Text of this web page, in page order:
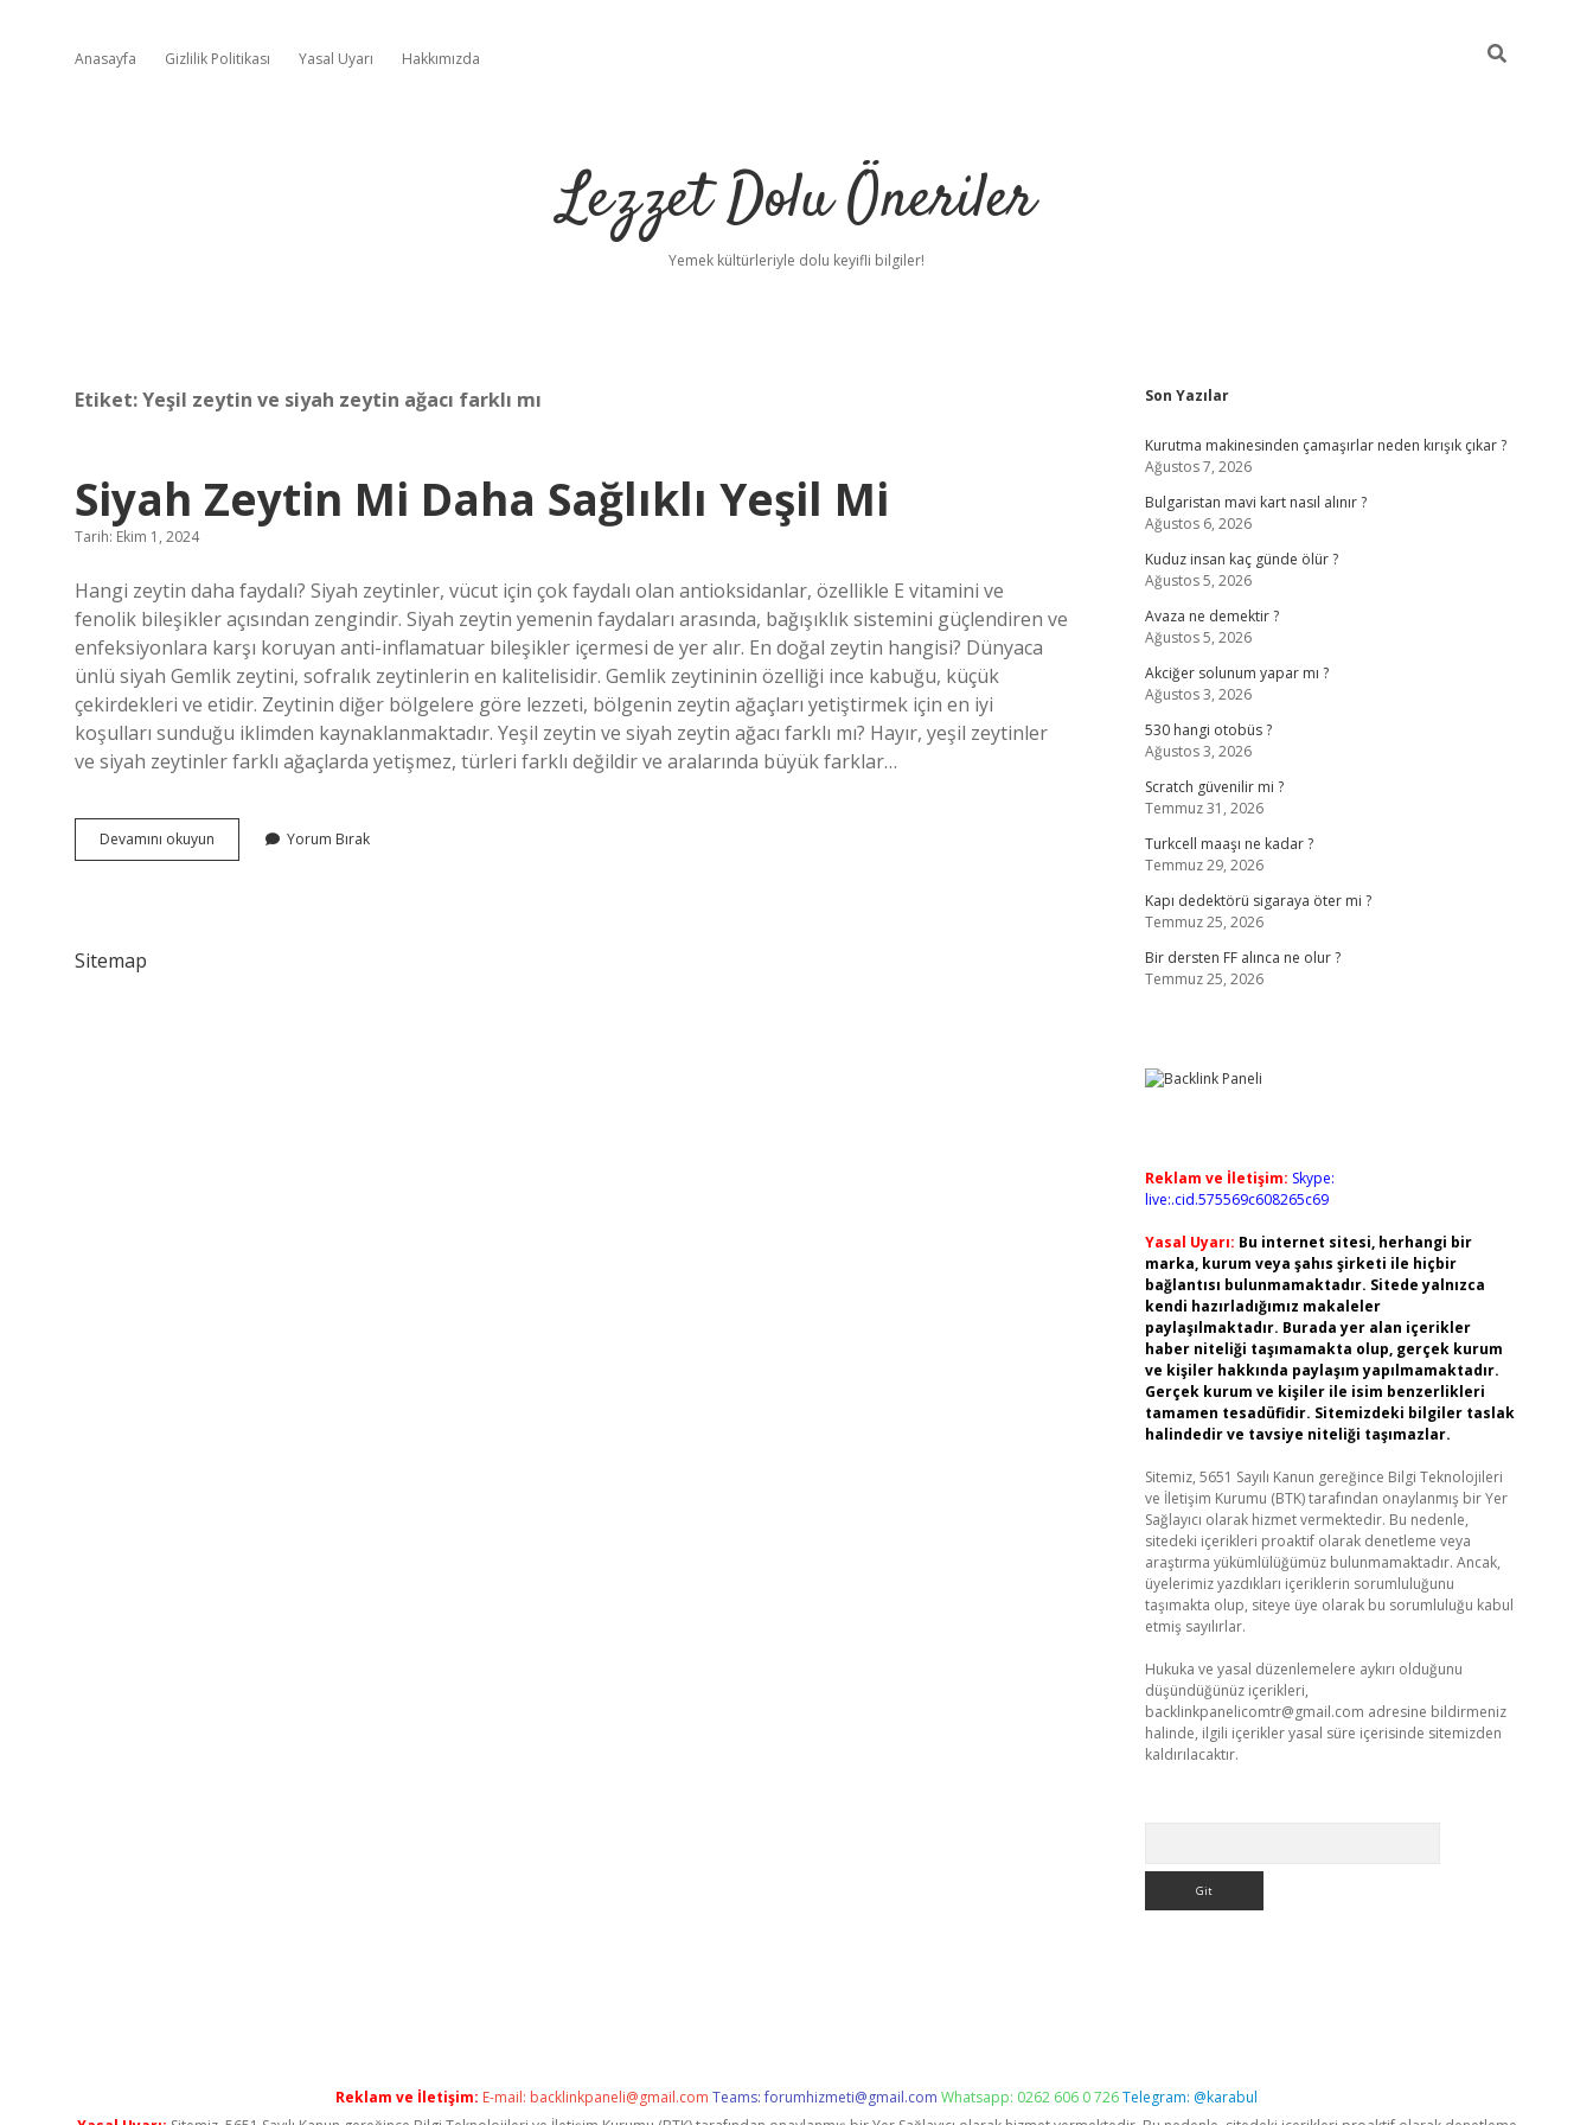
Anasayfa Gizlilik Politikası Yasal Uyarı Hakkımızda
Lezzet Dolu Öneriler
Yemek kültürleriyle dolu keyifli bilgiler!
Etiket:Yeşil zeytin ve siyah zeytin ağacı farklı mı
Siyah Zeytin Mi Daha Sağlıklı Yeşil Mi
Tarih: Ekim 1, 2024
Hangi zeytin daha faydalı? Siyah zeytinler, vücut için çok faydalı olan antioksidanlar, özellikle E vitamini ve
fenolik bileşikler açısından zengindir. Siyah zeytin yemenin faydaları arasında, bağışıklık sistemini güçlendiren ve
enfeksiyonlara karşı koruyan anti-inflamatuar bileşikler içermesi de yer alır. En doğal zeytin hangisi? Dünyaca
ünlü siyah Gemlik zeytini, sofralık zeytinlerin en kalitelisidir. Gemlik zeytininin özelliği ince kabuğu, küçük
çekirdekleri ve etidir. Zeytinin diğer bölgelere göre lezzeti, bölgenin zeytin ağaçları yetiştirmek için en iyi
koşulları sunduğu iklimden kaynaklanmaktadır. Yeşil zeytin ve siyah zeytin ağacı farklı mı? Hayır, yeşil zeytinler
ve siyah zeytinler farklı ağaçlarda yetişmez, türleri farklı değildir ve aralarında büyük farklar…
Devamını okuyun
Zeytin
Yorum Bırak
Sitemap
Sidebar
Son Yazılar
Kurutma makinesinden çamaşırlar neden kırışık çıkar ?
Ağustos 7, 2026
Bulgaristan mavi kart nasıl alınır ?
Ağustos 6, 2026
Kuduz insan kaç günde ölür ?
Ağustos 5, 2026
Avaza ne demektir ?
Ağustos 5, 2026
Akciğer solunum yapar mı ?
Ağustos 3, 2026
530 hangi otobüs ?
Ağustos 3, 2026
Scratch güvenilir mi ?
Temmuz 31, 2026
Turkcell maaşı ne kadar ?
Temmuz 29, 2026
Kapı dedektörü sigaraya öter mi ?
Temmuz 25, 2026
Bir dersten FF alınca ne olur ?
Temmuz 25, 2026
Reklam ve İletişim: Skype:
live:.cid.575569c608265c69
Yasal Uyarı: Bu internet sitesi, herhangi bir
marka, kurum veya şahıs şirketi ile hiçbir
bağlantısı bulunmamaktadır. Sitede yalnızca
kendi hazırladığımız makaleler
paylaşılmaktadır. Burada yer alan içerikler
haber niteliği taşımamakta olup, gerçek kurum
ve kişiler hakkında paylaşım yapılmamaktadır.
Gerçek kurum ve kişiler ile isim benzerlikleri
tamamen tesadüfidir. Sitemizdeki bilgiler taslak
halindedir ve tavsiye niteliği taşımazlar.
Sitemiz, 5651 Sayılı Kanun gereğince Bilgi Teknolojileri
ve İletişim Kurumu (BTK) tarafından onaylanmış bir Yer
Sağlayıcı olarak hizmet vermektedir. Bu nedenle,
sitedeki içerikleri proaktif olarak denetleme veya
araştırma yükümlülüğümüz bulunmamaktadır. Ancak,
üyelerimiz yazdıkları içeriklerin sorumluluğunu
taşımakta olup, siteye üye olarak bu sorumluluğu kabul
etmiş sayılırlar.
Hukuka ve yasal düzenlemelere aykırı olduğunu
düşündüğünüz içerikleri,
backlinkpanelicomtr@gmail.com adresine bildirmeniz
halinde, ilgili içerikler yasal süre içerisinde sitemizden
kaldırılacaktır.
betci
Reklam ve İletişim: E-mail: backlinkpaneli@gmail.com Teams:forumhizmeti@gmail.com Whatsapp: 0262 606 0 726Telegram: @karabul